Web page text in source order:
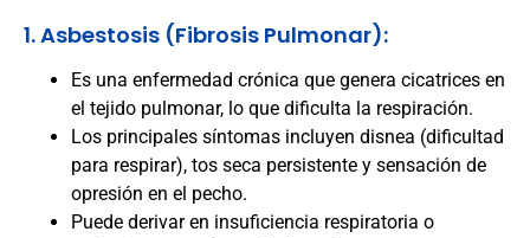
1. Asbestosis (Fibrosis Pulmonar):
Es una enfermedad crónica que genera cicatrices en
el tejido pulmonar, lo que dificulta la respiración.
Los principales síntomas incluyen disnea (dificultad
para respirar), tos seca persistente y sensación de
opresión en el pecho.
Puede derivar en insuficiencia respiratoria o